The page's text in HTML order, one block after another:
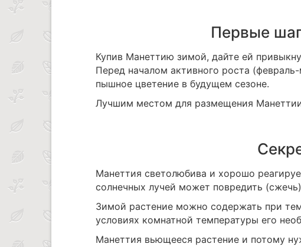
Первые
Купив Манеттию зимой, дайте ей
Перед началом активного роста
пышное цветение в будущем сезоне.
Лучшим местом для размещения
Манеттия светолюбива и хорошо
солнечных лучей может повредить
Зимой растение можно содержать при
условиях комнатной температуры его
Манеттия вьющееся растение и потому